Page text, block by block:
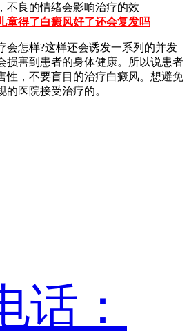
不良的情绪会影响治疗的效
童得了白癜风好了还会复发吗
怎样?这样还会诱发一系列的并发
损害到患者的身体健康。所以说患者
性，不要盲目的治疗白癜风。想避免
医院接受治疗的。
话：